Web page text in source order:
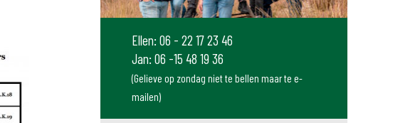
Ellen: 06 - 22 17 23 46
Jan: 06 -15 48 19 36
(Gelieve op zondag niet te bellen maar te e-
mailen)